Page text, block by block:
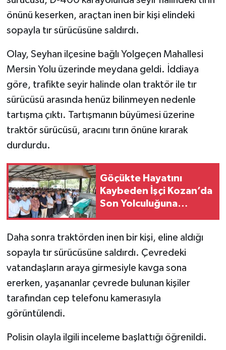
önünü keserken, araçtan inen bir kişi elindeki
sopayla tır sürücüsüne saldırdı.
Olay, Seyhan ilçesine bağlı Yolgeçen Mahallesi
Mersin Yolu üzerinde meydana geldi. İddiaya
göre, trafikte seyir halinde olan traktör ile tır
sürücüsü arasında henüz bilinmeyen nedenle
tartışma çıktı. Tartışmanın büyümesi üzerine
traktör sürücüsü, aracını tırın önüne kırarak
durdurdu.
Göçükte Hayatını
Kaybeden İşçi Kozan’da
Son Yolculuğuna
Daha sonra traktörden inen bir kişi, eline aldığı
sopayla tır sürücüsüne saldırdı. Çevredeki
vatandaşların araya girmesiyle kavga sona
ererken, yaşananlar çevrede bulunan kişiler
tarafından cep telefonu kamerasıyla
görüntülendi.
Polisin olayla ilgili inceleme başlattığı öğrenildi.